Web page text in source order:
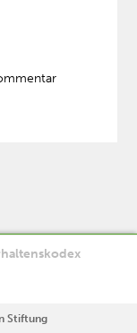
Stiftung